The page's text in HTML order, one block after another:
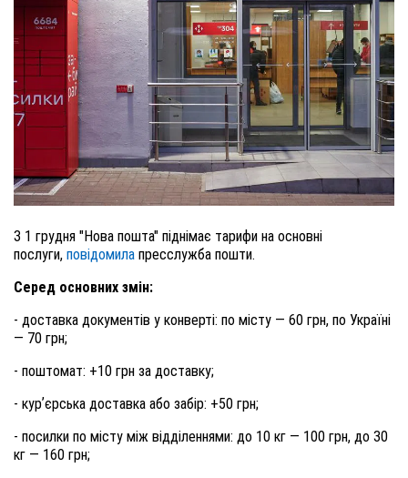
З 1 грудня "Нова пошта" піднімає тарифи на основні
послуги, повідомила пресслужба пошти.
Серед основних змін:
- доставка документів у конверті: по місту — 60 грн, по Україні
— 70 грн;
- поштомат: +10 грн за доставку;
- курʼєрська доставка або забір: +50 грн;
- посилки по місту між відділеннями: до 10 кг — 100 грн, до 30
кг — 160 грн;